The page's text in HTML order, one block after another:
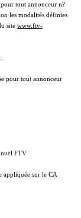
tout annonceur n?
les modalités définies
site www.ftv-
pour tout annonceur
FTV
appliquée sur le CA